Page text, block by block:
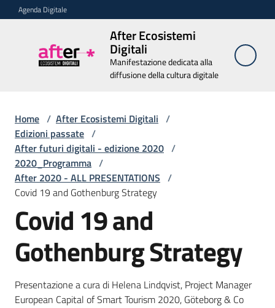
Vai al contenuto
Vai alla navigazione
Vai al footer
Agenda Digitale
After Ecosistemi
Digitali
Manifestazione dedicata alla
diffusione della cultura digitale
Ecosistemi
Digitali
cultura digitale
Chi
siamo
Relatori
Edizioni
passate
Menu selezionato
Home / After Ecosistemi Digitali /
Edizioni passate /
After futuri digitali - edizione 2020 /
2020_Programma /
After 2020 - ALL PRESENTATIONS /
Covid 19 and Gothenburg Strategy
Covid 19 and
Gothenburg Strategy
Presentazione a cura di Helena Lindqvist, Project Manager
European Capital of Smart Tourism 2020, Göteborg & Co